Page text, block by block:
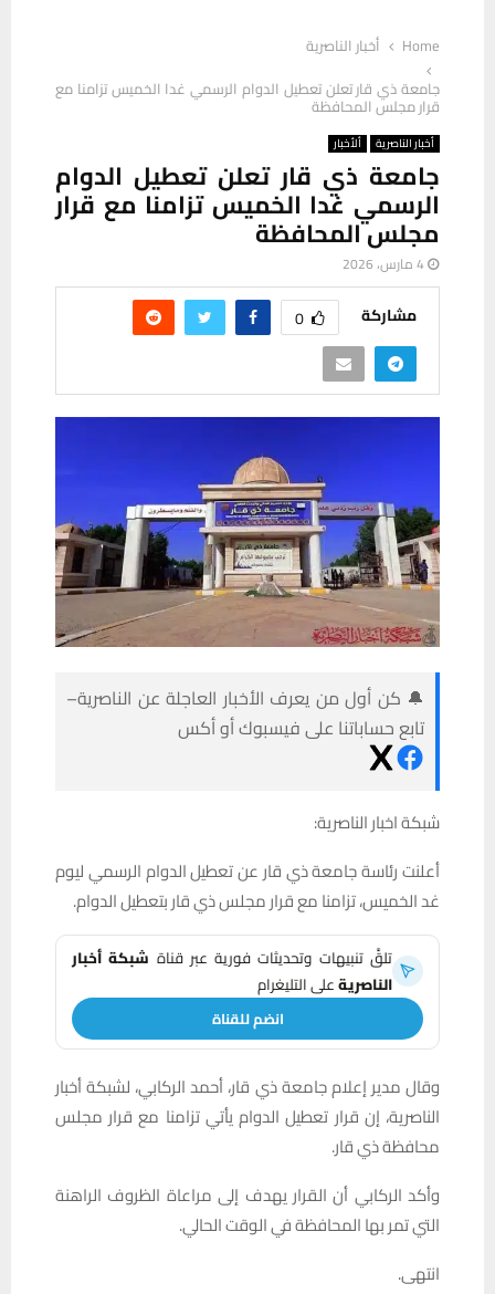
Home
أخبار الناصرية
جامعة ذي قار تعلن تعطيل الدوام الرسمي غدا الخميس تزامنا مع
قرار مجلس المحافظة
أخبار الناصرية ألأخبار
جامعة ذي قار تعلن تعطيل الدوام
الرسمي غدا الخميس تزامنا مع قرار
مجلس المحافظة
4 مارس، 2026
مشاركة 0
🔔 كن أول من يعرف الأخبار العاجلة عن الناصرية–
تابع حساباتنا على فيسبوك أو أكس
شبكة اخبار الناصرية:
أعلنت رئاسة جامعة ذي قار عن تعطيل الدوام الرسمي ليوم
غد الخميس، تزامنا مع قرار مجلس ذي قار بتعطيل الدوام.
تلقَّ تنبيهات وتحديثات فورية عبر قناة شبكة أخبار
الناصريةعلى التليغرام
انضم للقناة
وقال مدير إعلام جامعة ذي قار، أحمد الركابي، لشبكة أخبار
الناصرية، إن قرار تعطيل الدوام يأتي تزامنا مع قرار مجلس
محافظة ذي قار.
وأكد الركابي أن القرار يهدف إلى مراعاة الظروف الراهنة
التي تمر بها المحافظة في الوقت الحالي.
انتهى.